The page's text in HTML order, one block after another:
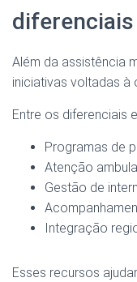
Além da assistência
iniciativas voltadas à
Entre os diferenciais
Programas de
Atenção
Gestão de
Integração
Esses recursos